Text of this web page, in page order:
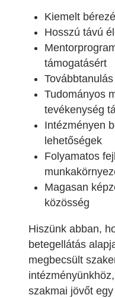
Kiemelt
Hosszú távú
támogatásért
Tudományos
tevékenység
Intézményen
lehetőségek
Folyamatos
Magasan
közösség
Hiszünk abban,
betegellátás
megbecsült
szakmai jövőt